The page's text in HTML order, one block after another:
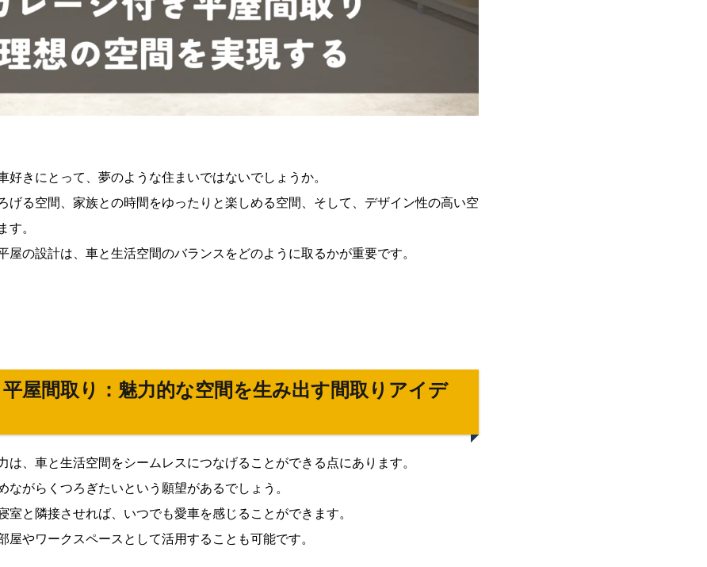
好きにとって、夢のような住まいではないでしょうか。
げる空間、家族との時間をゆったりと楽しめる空間、そして、デザイン性の高い空
す。
屋の設計は、車と生活空間のバランスをどのように取るかが重要です。
屋間取り：魅力的な空間を生み出す間取りアイデ
は、車と生活空間をシームレスにつなげることができる点にあります。
ながらくつろぎたいという願望があるでしょう。
室と隣接させれば、いつでも愛車を感じることができます。
屋やワークスペースとして活用することも可能です。